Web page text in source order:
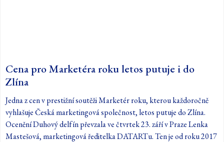
Cena pro Marketéra roku letos putuje i do
Zlína
Jedna z cen v prestižní soutěži Marketér roku, kterou každoročně
vyhlašuje Česká marketingová společnost, letos putuje do Zlína.
Ocenění Duhový delfín převzala ve čtvrtek 23. září v Praze Lenka
Mastešová, marketingová ředitelka DATARTu. Ten je od roku 2017